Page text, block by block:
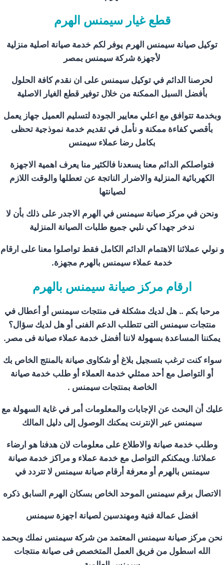
قطع غيار سيمنس الهرم
توكيل صيانة سيمنس الهرم يوفر لكم خدمة صيانة اصلية منزلية
لأجهزة شركة سيمنس بمصر
لحرصنا الدائم في توكيل سيمنس على ان نقدم كافة الحلول
بأفضل السبل الممكنة من خلال توفير قطع الغيار الاصلية
وبخدمة تتوافق مع اعلي معايير الجودة لتسليم العميل جهاز يعمل
بأقصي كفاءة ممكنة و نأمل في تقديم خدمة نموذجية تحظى
بكامل رضا عملاء سيمنس
فتواصلكم الدائم معنا يسعدنا فالكثير منا يعرف اهمية الاجهزة
الكهربائية المنزلية والاضرار الناتجة عن تعطلها والوقت اللازم
لصيانتها
ونحن في مركز صيانة سيمنس في الهرم الاجدر على ذلك بأن لا
ندخر جهدا كي نلبي جميع طلبات الصيانة المنزلية
و نولي عملائنا الاهتمام الدائم الكامل فقط تواصلوا معنا على ارقام
خدمة عملاء سيمنس بالهرم مجهزة.
ارقام مركز صيانة سيمنس بالهرم
مرحبا بكم .. هل لديك مشكلة فى منتجات سيمنس أو أعطال في
منتجات سيمنس التى تتطلب الدعم الفنى أو هل لديك سؤال؟
يمكننا المساعدة بسهولة لاننا أفضل خدمة عملاء صيانة فى مصر.
سواء كنت ترغب بتسجيل بلاغ أو شكاوى صيانة بالمنتج الخاص بك
أو التواصل مع أحد ممثلي خدمة العملاء أو طلب خدمة صيانة
الخاصة بمنتجات سيمنس .
عليك أن البحث عن الإجابات والمعلومات أمر في غاية السهولة مع
سيمنس عبر الإنترنت يمكنك الوصول إلى دليل المالك
وطلب خدمة صيانة والاطلاع على معلومات لان هدفنا هو ارضاء
عملائنا. ويمكنكم التواصل مع خدمة عملاء و مراكز خدمة صيانة
سيمنس بالهرم أو معرفة أرقام صيانة سيمنس لا تتردد في
الاتصال برقم سيمنس الموحد الخاص بسكان الهرم السابق ذكره
افضل عمالة فنية ومهندسين لصيانة اجهزة سيمنس
نحن مركز صيانة سيمنس المعتمد من شركة سيمنس نملك وبحمد
الله اسطول من فريق العمل المتخصص فى صيانة منتجات